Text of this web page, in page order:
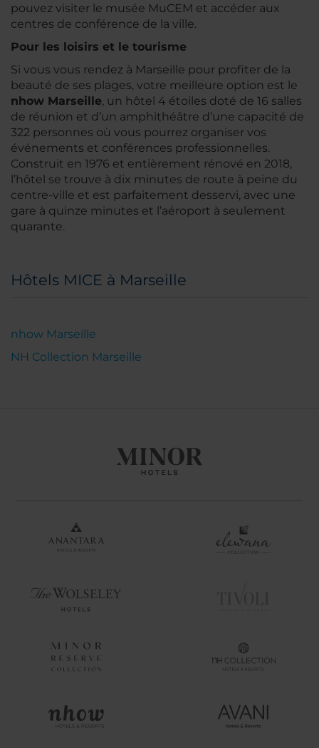
pouvez visiter le musée MuCEM et accéder aux
centres de conférence de la ville.
Pour les loisirs et le tourisme
Si vous vous rendez à Marseille pour profiter de la
beauté de ses plages, votre meilleure option est le
nhow Marseille, un hôtel 4 étoiles doté de 16 salles
de réunion et d’un amphithéâtre d’une capacité de
322 personnes où vous pourrez organiser vos
événements et conférences professionnelles.
Construit en 1976 et entièrement rénové en 2018,
l’hôtel se trouve à dix minutes de route à peine du
centre-ville et est parfaitement desservi, avec une
gare à quinze minutes et l’aéroport à seulement
quarante.
Hôtels MICE à Marseille
nhow Marseille
NH Collection Marseille